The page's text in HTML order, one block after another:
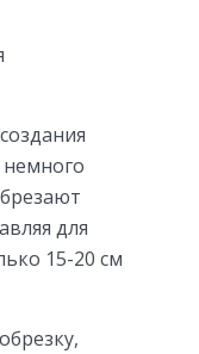
для
15-20 см